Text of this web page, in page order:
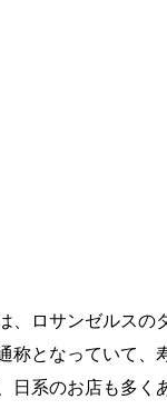
、ロサンゼルスの
称となっていて、
日系のお店も多く